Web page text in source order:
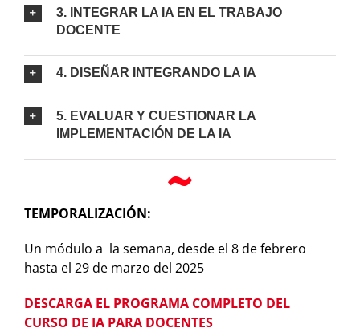
3. INTEGRAR LA IA EN EL TRABAJO
DOCENTE
4. DISEÑAR INTEGRANDO LA IA
5. EVALUAR Y CUESTIONAR LA
IMPLEMENTACIÓN DE LA IA
TEMPORALIZACIÓN:
Un módulo a la semana, desde el 8 de febrero
hasta el 29 de marzo del 2025
DESCARGA EL PROGRAMA COMPLETO DEL
CURSO DE IA PARA DOCENTES